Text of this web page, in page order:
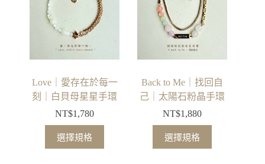
Love｜愛存在於每一
刻｜白貝母星星手環
NT$1,780
選擇規格
Back to Me｜找回自
己｜太陽石粉晶手環
NT$1,880
選擇規格